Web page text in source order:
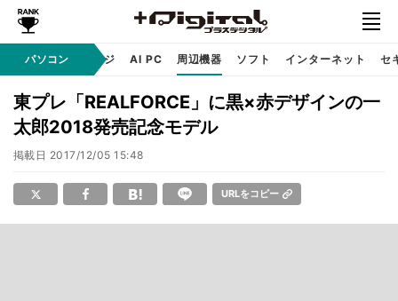
パソコン
自作 / テクノロジ AI PC 周辺機器 ソフト インターネット セ
東プレ「REALFORCE」に黒×赤デザインの一
太郎2018発売記念モデル
掲載日 2017/12/05 15:48
URLをコピー